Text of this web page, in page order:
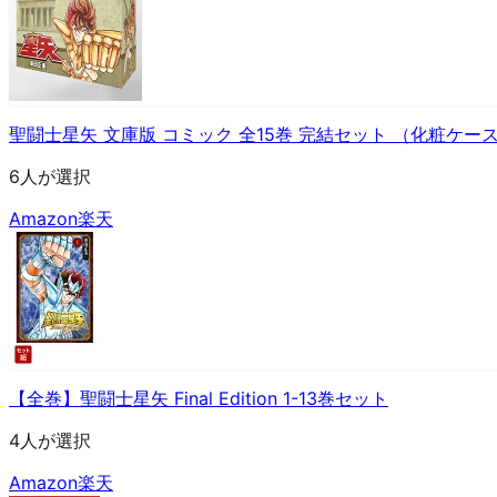
聖闘士星矢 文庫版 コミック 全15巻 完結セット （化粧ケー
6人が選択
Amazon楽天
【全巻】聖闘士星矢 Final Edition 1-13巻セット
4人が選択
Amazon楽天